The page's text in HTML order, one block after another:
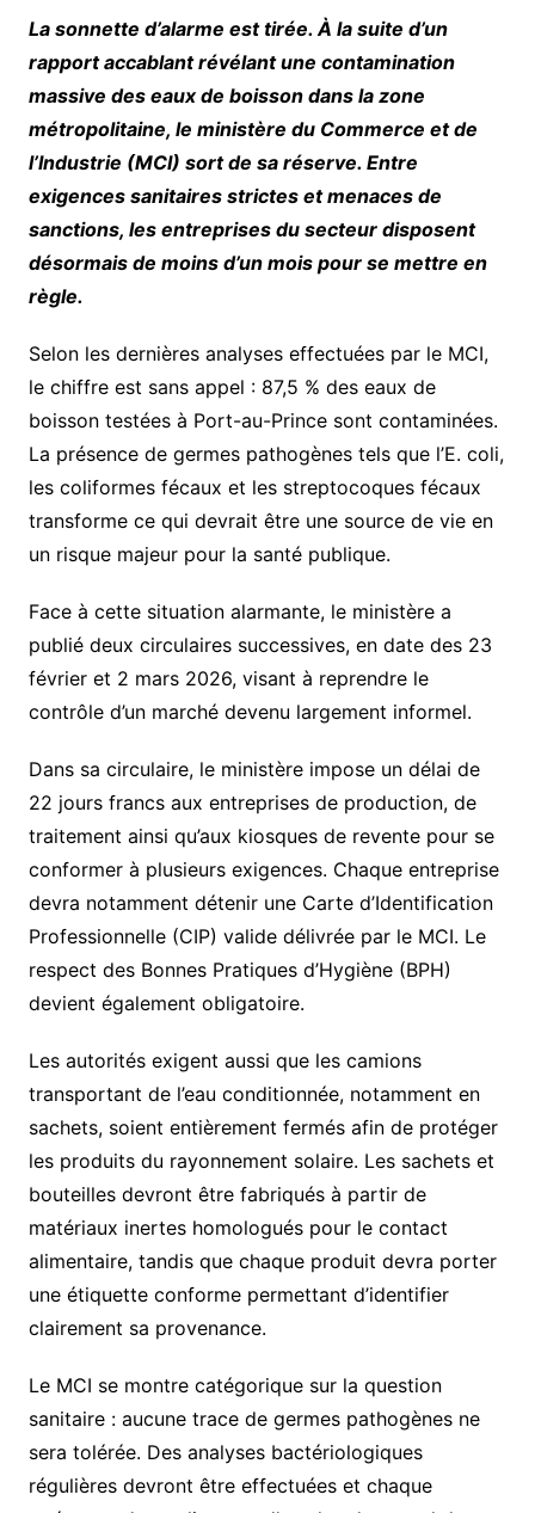
La sonnette d’alarme est tirée. À la suite d’un
rapport accablant révélant une contamination
massive des eaux de boisson dans la zone
métropolitaine, le ministère du Commerce et de
l’Industrie (MCI) sort de sa réserve. Entre
exigences sanitaires strictes et menaces de
sanctions, les entreprises du secteur disposent
désormais de moins d’un mois pour se mettre en
règle.
Selon les dernières analyses effectuées par le MCI,
le chiffre est sans appel : 87,5 % des eaux de
boisson testées à Port-au-Prince sont contaminées.
La présence de germes pathogènes tels que l’E. coli,
les coliformes fécaux et les streptocoques fécaux
transforme ce qui devrait être une source de vie en
un risque majeur pour la santé publique.
Face à cette situation alarmante, le ministère a
publié deux circulaires successives, en date des 23
février et 2 mars 2026, visant à reprendre le
contrôle d’un marché devenu largement informel.
Dans sa circulaire, le ministère impose un délai de
22 jours francs aux entreprises de production, de
traitement ainsi qu’aux kiosques de revente pour se
conformer à plusieurs exigences. Chaque entreprise
devra notamment détenir une Carte d’Identification
Professionnelle (CIP) valide délivrée par le MCI. Le
respect des Bonnes Pratiques d’Hygiène (BPH)
devient également obligatoire.
Les autorités exigent aussi que les camions
transportant de l’eau conditionnée, notamment en
sachets, soient entièrement fermés afin de protéger
les produits du rayonnement solaire. Les sachets et
bouteilles devront être fabriqués à partir de
matériaux inertes homologués pour le contact
alimentaire, tandis que chaque produit devra porter
une étiquette conforme permettant d’identifier
clairement sa provenance.
Le MCI se montre catégorique sur la question
sanitaire : aucune trace de germes pathogènes ne
sera tolérée. Des analyses bactériologiques
régulières devront être effectuées et chaque